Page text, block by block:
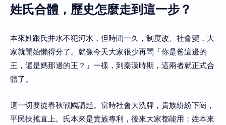
姓氏合體，歷史怎麼走到這一步？
本來姓跟氏井水不犯河水，但時間一久，制度改、社會變，大
家就開始懶得分了。就像今天大家很少再問「你是爸這邊的
王，還是媽那邊的王？」一樣，到秦漢時期，這兩者就正式合
體了。
這一切要從春秋戰國講起。當時社會大洗牌，貴族紛紛下崗，
平民扶搖直上。氏本來是貴族專利，後來大家都能用；姓本來